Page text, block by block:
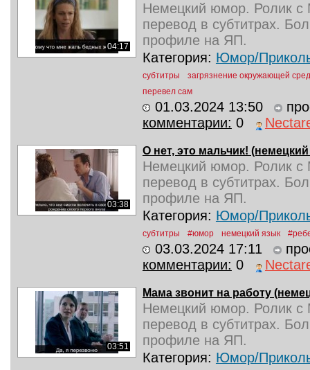
04:17
Немецкий юмор. Ролик с
перевод в субтитрах.
профиле на ЯП.
Категория: Юмор/
субтитры
загрязнение окружающей
перевел сам
01.03.2024 13:50
комментарии: 0
03:38
О нет, это мальчик!
Немецкий юмор. Ролик с
перевод в субтитрах.
профиле на ЯП.
Категория: Юмор/
субтитры #юмор немецкий язык
03.03.2024 17:11
комментарии: 0
03:51
Мама звонит на работу⁠⁠
Немецкий юмор. Ролик с
перевод в субтитрах.
профиле на ЯП.
Категория: Юмор/